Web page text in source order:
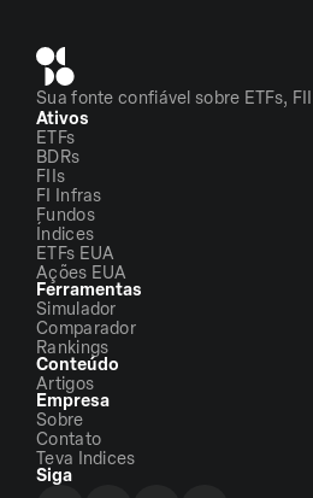
Sua fonte confiável sobre ETFs,
Ativos
ETFs
BDRs
FIIs
FI Infras
Fundos
Índices
ETFs EUA
Ações EUA
Ferramentas
Simulador
Comparador
Rankings
Conteúdo
Artigos
Empresa
Sobre
Contato
Teva Indices
Siga